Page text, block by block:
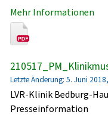
Mehr Informationen
Letzte Änderung: 5. Juni
LVR-Klinik Bedburg-
Presseinformation